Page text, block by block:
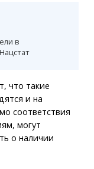
в
что такие
и на
соответствия
могут
о наличии